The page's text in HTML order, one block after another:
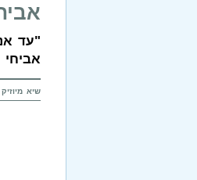
"עד
אביחי
שיא מיוזיק |